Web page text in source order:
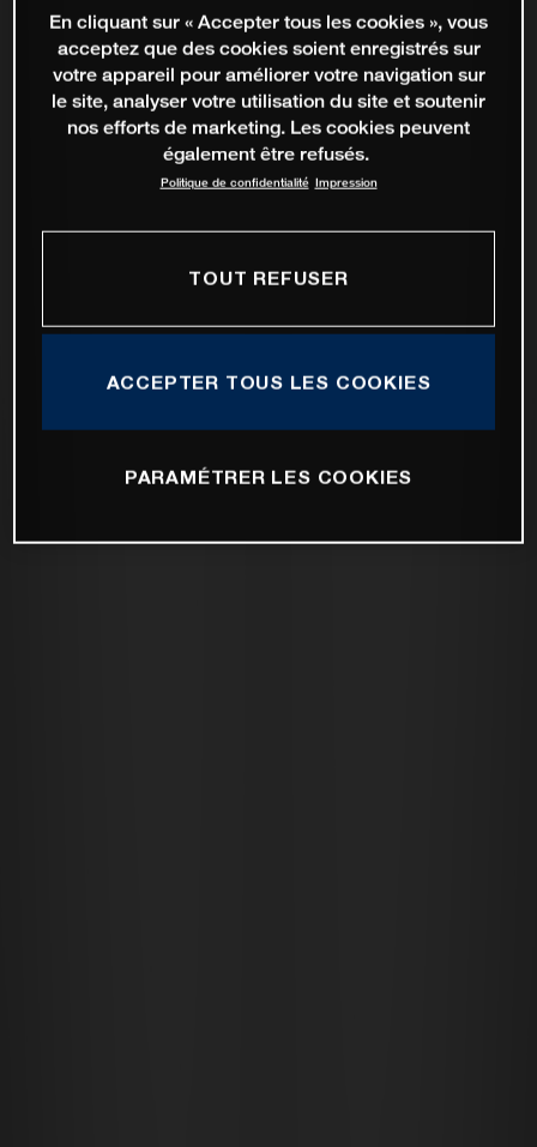
En cliquant sur « Accepter tous les cookies », vous
acceptez que des cookies soient enregistrés sur
votre appareil pour améliorer votre navigation sur
le site, analyser votre utilisation du site et soutenir
nos efforts de marketing. Les cookies peuvent
également être refusés.
Politique de confidentialité Impression
TOUT REFUSER
ACCEPTER TOUS LES COOKIES
PARAMÉTRER LES COOKIES